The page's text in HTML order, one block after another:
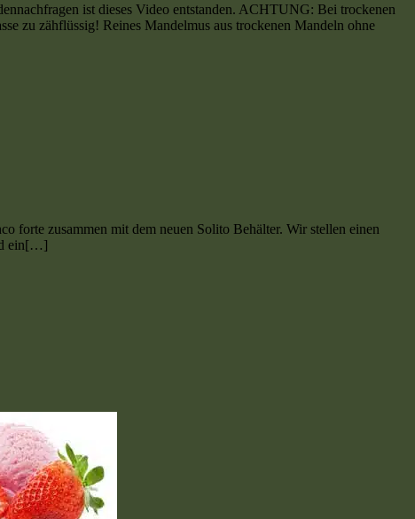
ist dieses Video entstanden. ACHTUNG: Bei trockenen
zu zähflüssig! Reines Mandelmus aus trockenen Mandeln ohne
forte zusammen mit dem neuen Solito Behälter. Wir stellen einen
ein[…]